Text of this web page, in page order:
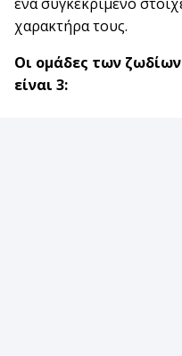
χαρακτήρα τους.
Οι ομάδες των ζωδίων
είναι 3: